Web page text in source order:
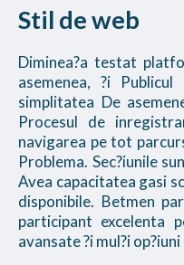
Stil de web
Diminea?a testat
asemenea, ?i
simplitatea De
Procesul de
navigarea pe tot
Problema. Sec?iunile
Avea capacitatea gasi
disponibile. Betmen
participant excelenta
avansate ?i mul?i